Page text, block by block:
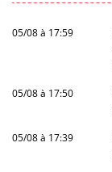
05/08 à 17:59
05/08 à 17:50
05/08 à 17:39